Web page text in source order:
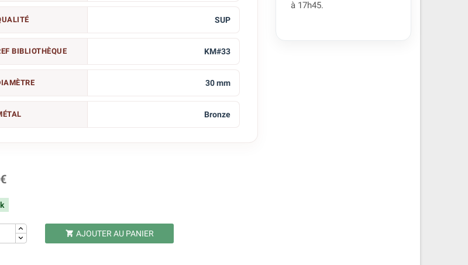
SUP
BIBLIOTHÈQUE KM#33
30 mm
Bronze
 AJOUTER AU PANIER
à 17h45.